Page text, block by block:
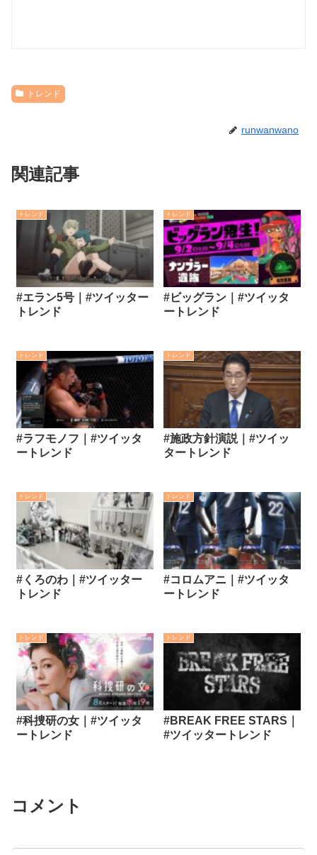
トレンド
runwanwano
関連記事
トレンド
#エラン5号｜#ツイッター
トレンド
トレンド
#ビッグラン｜#ツイッタ
ートレンド
トレンド
#ラフモノフ｜#ツイッタ
ートレンド
トレンド
#施政方針演説｜#ツイッ
タートレンド
トレンド
#くろのわ｜#ツイッター
トレンド
トレンド
#コロムアニ｜#ツイッタ
ートレンド
トレンド
#科捜研の女｜#ツイッタ
ートレンド
トレンド
#BREAK FREE STARS｜
#ツイッタートレンド
コメント